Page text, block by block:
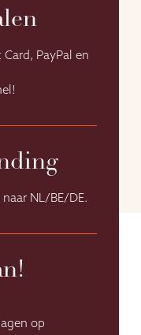
PayPal en
NL/BE/DE.
op